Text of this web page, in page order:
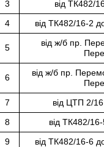
3
від ТК482/
4
від ТК482/16-2
5
від ж/б пр.
6
від ж/б пр.
7
від ЦТП 2/
8
від ТК482/
9
від ТК482/16-6